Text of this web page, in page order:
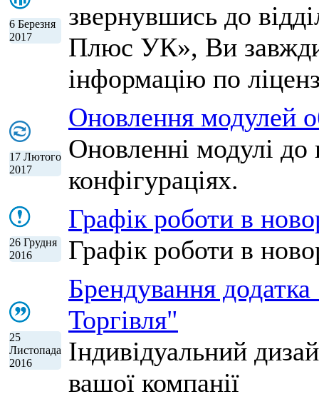
6 Березня
2017
звернувшись до
Плюс УК», Ви
інформацію по
17 Лютого
2017
Оновлення модулей
Оновленні модулі до
конфігураціях.
26 Грудня
2016
Графік роботи в
Графік роботи в
25
Листопада
2016
Брендування
Торгівля"
Індивідуальний
вашої компанії